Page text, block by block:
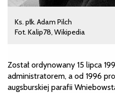
Ks. płk. Adam Pilch
Fot. Kalip78, Wikipedia
Został ordynowany 15 lipca
administratorem, a od 1996
augsburskiej parafii